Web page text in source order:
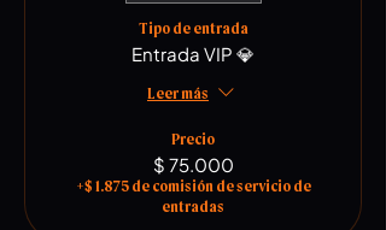
Tipo de entrada
Entrada VIP 💎
Leer más
Precio
$ 75.000
+$ 1.875 de comisión de servicio de
entradas